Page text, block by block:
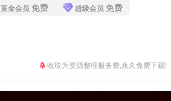
黄金会员 免费 超级会员 免费
收取为资源整理服务费,永久免费下载!